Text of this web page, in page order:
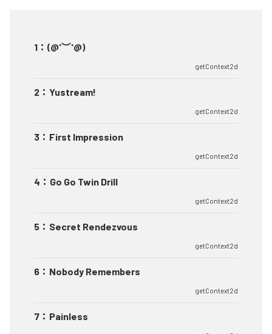
1 ： (@'︶'@)
getContext2d
2 ： Yustream!
getContext2d
3 ： First Impression
getContext2d
4 ： Go Go Twin Drill
getContext2d
5 ： Secret Rendezvous
getContext2d
6 ： Nobody Remembers
getContext2d
7 ： Painless